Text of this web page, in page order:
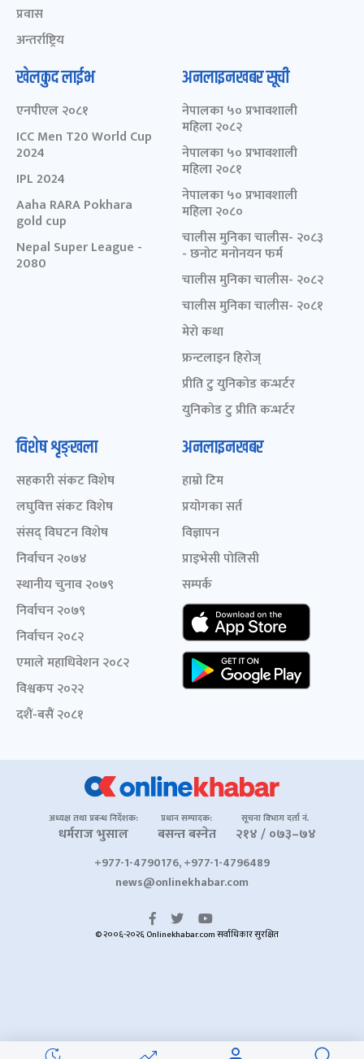
प्रवास
अन्तर्राष्ट्रिय
खेलकुद लाईभ
एनपीएल २०८१
ICC Men T20 World Cup
2024
IPL 2024
Aaha RARA Pokhara
gold cup
Nepal Super League -
2080
अनलाइनखबर सूची
नेपालका ५० प्रभावशाली
महिला २०८२
नेपालका ५० प्रभावशाली
महिला २०८१
नेपालका ५० प्रभावशाली
महिला २०८०
चालीस मुनिका चालीस- २०८३
- छनोट मनोनयन फर्म
चालीस मुनिका चालीस- २०८२
चालीस मुनिका चालीस- २०८१
मेरो कथा
फ्रन्टलाइन हिरोज्
प्रीति टु युनिकोड कन्भर्टर
युनिकोड टु प्रीति कन्भर्टर
विशेष शृङ्खला
सहकारी संकट विशेष
लघुवित्त संकट विशेष
संसद् विघटन विशेष
निर्वाचन २०७४
स्थानीय चुनाव २०७९
निर्वाचन २०७९
निर्वाचन २०८२
एमाले महाधिवेशन २०८२
विश्वकप २०२२
दशैं-बसैं २०८१
अनलाइनखबर
हाम्रो टिम
प्रयोगका सर्त
विज्ञापन
प्राइभेसी पोलिसी
सम्पर्क
अध्यक्ष तथा प्रबन्ध निर्देशक:
धर्मराज भुसाल
प्रधान सम्पादक:
बसन्त बस्नेत
सूचना विभाग दर्ता नं.
२१४ / ०७३–७४
+977-1-4790176, +977-1-4796489
news@onlinekhabar.com
© २००६-२०२६ Onlinekhabar.com सर्वाधिकार सुरक्षित